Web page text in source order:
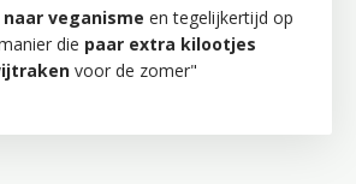
veganisme en tegelijkertijd op
die paar extra kilootjes
voor de zomer"